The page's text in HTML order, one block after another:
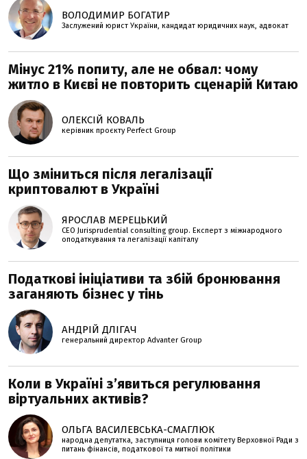
ВОЛОДИМИР БОГАТИР
Заслужений юрист України, кандидат юридичних наук, адвокат
Мінус 21% попиту, але не обвал: чому
житло в Києві не повторить сценарій Китаю
ОЛЕКСІЙ КОВАЛЬ
керівник проєкту Perfеct Group
Що зміниться після легалізації
криптовалют в Україні
ЯРОСЛАВ МЕРЕЦЬКИЙ
CEO Jurisprudential consulting group. Експерт з міжнародного
оподаткування та легалізації капіталу
Податкові ініціативи та збій бронювання
заганяють бізнес у тінь
АНДРІЙ ДЛІГАЧ
генеральний директор Advanter Group
Коли в Україні з’явиться регулювання
віртуальних активів?
ОЛЬГА ВАСИЛЕВСЬКА-СМАГЛЮК
народна депутатка, заступниця голови комітету Верховної Ради з
питань фінансів, податкової та митної політики